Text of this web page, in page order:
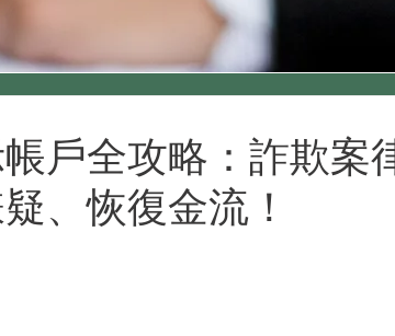
戶全攻略：詐欺案
、恢復金流！